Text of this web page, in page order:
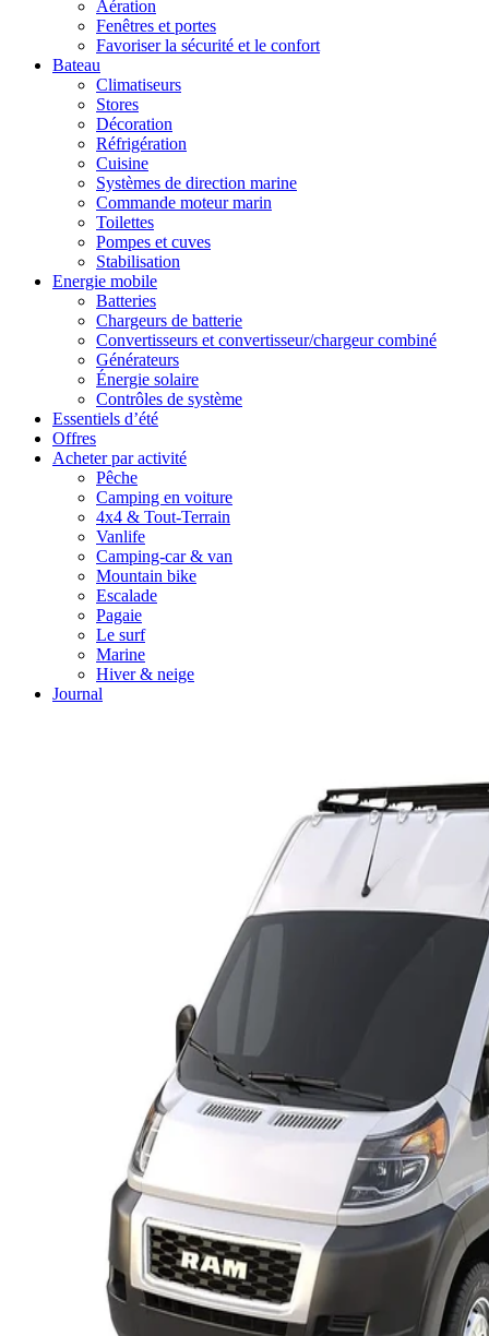
Aération
Fenêtres et portes
Favoriser la sécurité et le confort
Bateau
Climatiseurs
Stores
Décoration
Réfrigération
Cuisine
Systèmes de direction marine
Commande moteur marin
Toilettes
Pompes et cuves
Stabilisation
Energie mobile
Batteries
Chargeurs de batterie
Convertisseurs et convertisseur/chargeur combiné
Générateurs
Énergie solaire
Contrôles de système
Essentiels d’été
Offres
Acheter par activité
Pêche
Camping en voiture
4x4 & Tout-Terrain
Vanlife
Camping-car & van
Mountain bike
Escalade
Pagaie
Le surf
Marine
Hiver & neige
Journal